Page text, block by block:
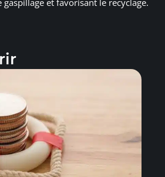
et favorisant le recyclage.